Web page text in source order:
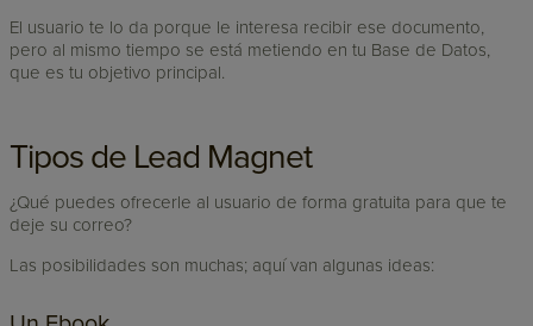
El usuario te lo da porque le interesa recibir ese documento,
pero al mismo tiempo se está metiendo en tu Base de Datos,
que es tu objetivo principal.
Tipos de Lead Magnet
¿Qué puedes ofrecerle al usuario de forma gratuita para que te
deje su correo?
Las posibilidades son muchas; aquí van algunas ideas: